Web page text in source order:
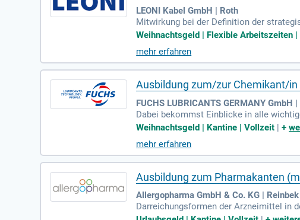
LEONI Kabel GmbH | Roth
Mitwirkung bei der Definition der
rbeitung der Investitions-, Personal- und
Weihnachtsgeld | Flexible Arbeitszeiten
mehr erfahren
Ausbildung zum/zur Chemikant/
FUCHS LUBRICANTS GERMANY GmbH
Dabei bekommst Einblicke in alle
r Schritt zum Profi in der chemischen
Weihnachtsgeld | Kantine | Vollzeit |+
mehr erfahren
Ausbildung zum Pharmakanten
Allergopharma GmbH & Co. KG | Reinbek
Darreichungsformen der Arzneimittel in
hemische, physikalische und